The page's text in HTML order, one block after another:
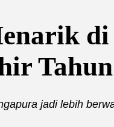
Tahun
jadi lebih